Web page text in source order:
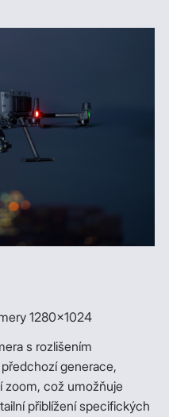
1280×1024
s rozlišením
generace,
zoom, což umožňuje
přiblížení specifických